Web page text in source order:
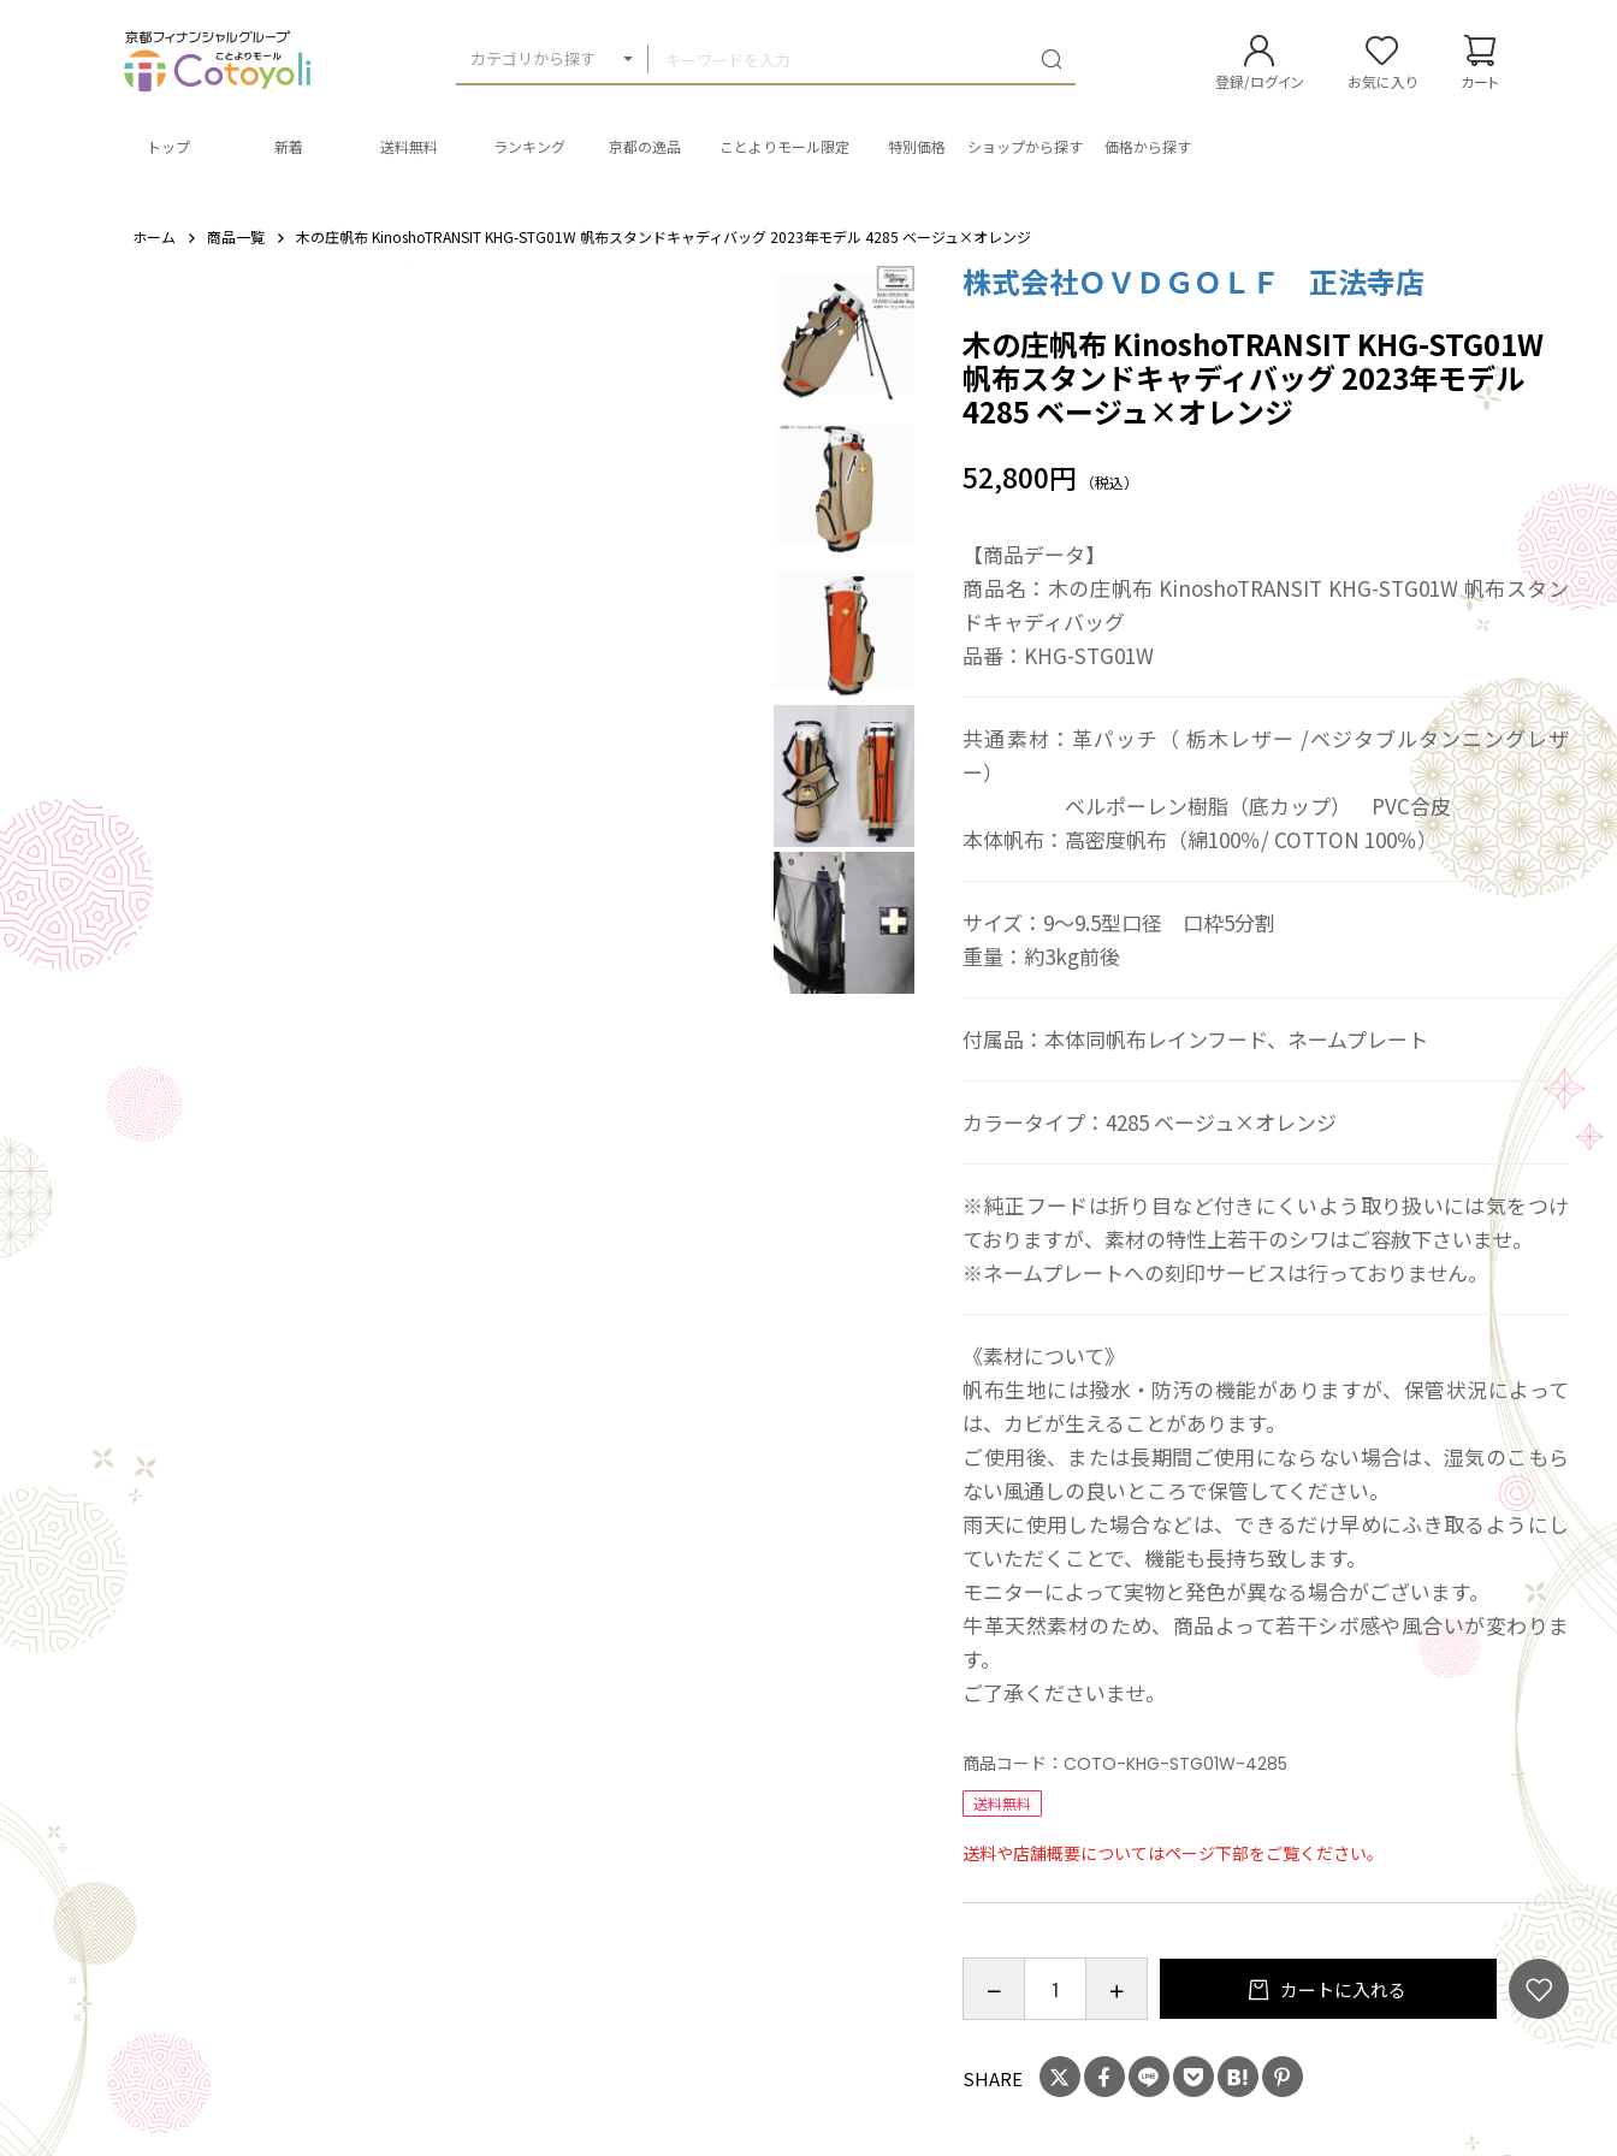
カテゴリから探す
登録/ログイン お気に入り カート
トップ 新着 送料無料 ランキング 京都の逸品 ことよりモール限定 特別価格 ショップから探す 価格から探す
ホーム 商品一覧 木の庄帆布 KinoshoTRANSIT KHG-STG01W 帆布スタンドキャディバッグ 2023年モデル 4285 ベージュ×オレンジ
株式会社ＯＶＤＧＯＬＦ 正法寺店
木の庄帆布 KinoshoTRANSIT KHG-STG01W
帆布スタンドキャディバッグ 2023年モデル
4285 ベージュ×オレンジ
52,800円 （税込）
【商品データ】
商品名：木の庄帆布 KinoshoTRANSIT KHG-STG01W 帆布スタン
ドキャディバッグ
品番：KHG-STG01W
共通素材：革パッチ（ 栃木レザー /ベジタブルタンニングレザ
ー）
ベルポーレン樹脂（底カップ） PVC合皮
本体帆布：高密度帆布（綿100％/ COTTON 100％）
サイズ：9～9.5型口径 口枠5分割
重量：約3kg前後
付属品：本体同帆布レインフード、ネームプレート
カラータイプ：4285 ベージュ×オレンジ
※純正フードは折り目など付きにくいよう取り扱いには気をつけ
ておりますが、素材の特性上若干のシワはご容赦下さいませ。
※ネームプレートへの刻印サービスは行っておりません。
《素材について》
帆布生地には撥水・防汚の機能がありますが、保管状況によって
は、カビが生えることがあります。
ご使用後、または長期間ご使用にならない場合は、湿気のこもら
ない風通しの良いところで保管してください。
雨天に使用した場合などは、できるだけ早めにふき取るようにし
ていただくことで、機能も長持ち致します。
モニターによって実物と発色が異なる場合がございます。
牛革天然素材のため、商品よって若干シボ感や風合いが変わりま
す。
ご了承くださいませ。
商品コード：COTO-KHG-STG01W-4285
送料無料
送料や店舗概要についてはページ下部をご覧ください。
カートに入れる
SHARE